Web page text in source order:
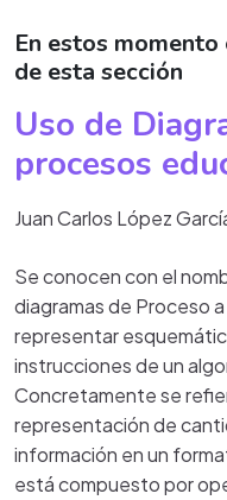
En estos
de esta sección
Uso de
procesos
Juan Carlos López
Se conocen con el
diagramas de Proceso
representar
instrucciones de un
Concretamente se
representación de
información en un
está compuesto por